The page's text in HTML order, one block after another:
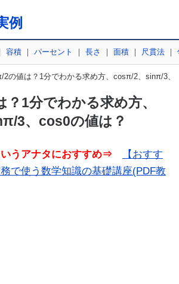
例
容積 ｜ パーセント ｜ 長さ ｜ 面積 ｜ 尺貫法 ｜
2の値は？1分でわかる求め方、cosπ/2、sinπ/3、
1分でわかる求め方、
3、cos0の値は？
いうアナタにおすすめ⇒
【おすす
で使う数学知識の基礎講座(PDF教